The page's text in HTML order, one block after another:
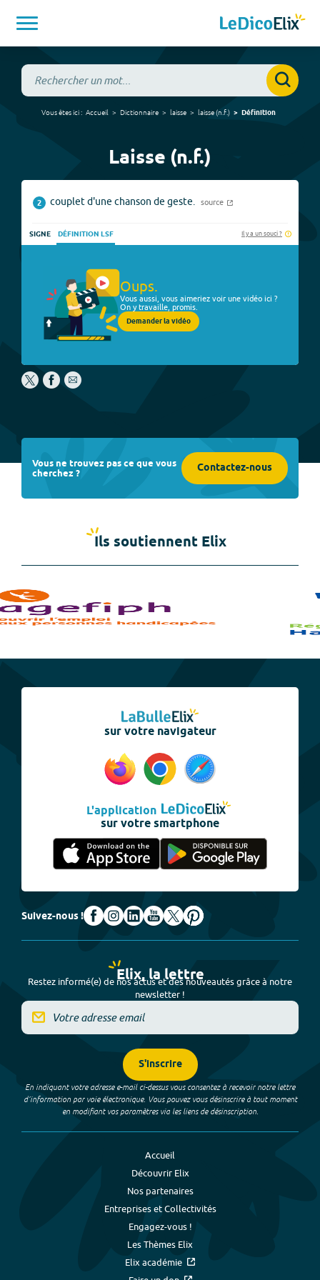
Vous êtes ici : Accueil Dictionnaire laisse laisse(n.f.) Définition
Laisse (n.f.)
2 couplet d'une chanson de geste. source
SIGNE DÉFINITION LSF Il y a un souci ?
Oups.
Vous aussi, vous aimeriez voir une vidéo ici ?
On y travaille, promis.
Demander la vidéo
Vous ne trouvez pas ce que vous
cherchez ? Contactez-nous
Ils soutiennent Elix
sur votre navigateur
L'application
sur votre smartphone
Suivez-nous !
Elix, la lettre
Restez informé(e) de nos actus et des nouveautés grâce à notre
newsletter !
S'inscrire
En indiquant votre adresse e-mail ci-dessus vous consentez à recevoir notre lettre
d’information par voie électronique. Vous pouvez vous désinscrire à tout moment
en modifiant vos paramètres via les liens de désinscription.
Accueil
Découvrir Elix
Nos partenaires
Entreprises et Collectivités
Engagez-vous !
Les Thèmes Elix
Elix académie